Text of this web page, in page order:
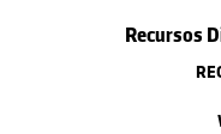
Recursos